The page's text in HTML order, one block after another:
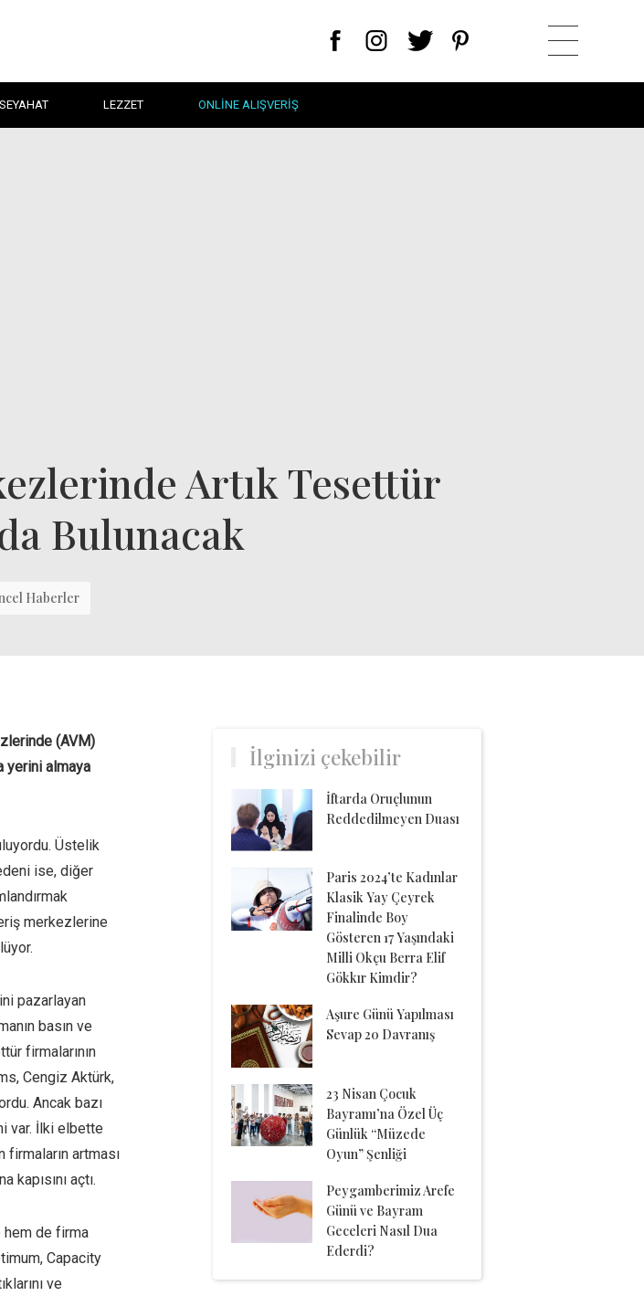
SEYAHAT LEZZET ONLINE ALIŞVERIŞ
Artık Tesettür
Bulunacak
Haberler
(AVM)
yerini almaya
Üstelik
ise, diğer
merkezlerine
pazarlayan
basın ve
firmalarının
Cengiz Aktürk,
Ancak bazı
var. İlki elbette
artması
açtı.
hem de firma
Capacity
ve
İlginizi çekebilir
İftarda Oruçlunun
Reddedilmeyen Duası
Paris 2024’te Kadınlar
Klasik Yay Çeyrek
Finalinde Boy
Gösteren 17 Yaşındaki
Milli Okçu Berra Elif
Gökkır Kimdir?
Aşure Günü Yapılması
Sevap 20 Davranış
23 Nisan Çocuk
Bayramı’na Özel Üç
Günlük “Müzede
Oyun” Şenliği
Peygamberimiz Arefe
Günü ve Bayram
Geceleri Nasıl Dua
Ederdi?